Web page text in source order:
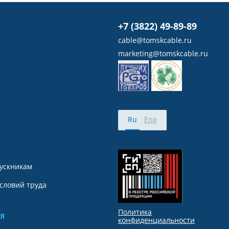
труда
+7 (3822) 49-89-89
cable@tomskcable.ru
marketing@tomskcable.ru
Ru Eng
Политика
конфиденциальности